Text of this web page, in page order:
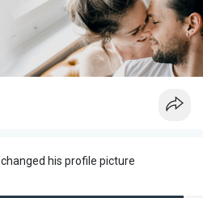
changed his profile picture